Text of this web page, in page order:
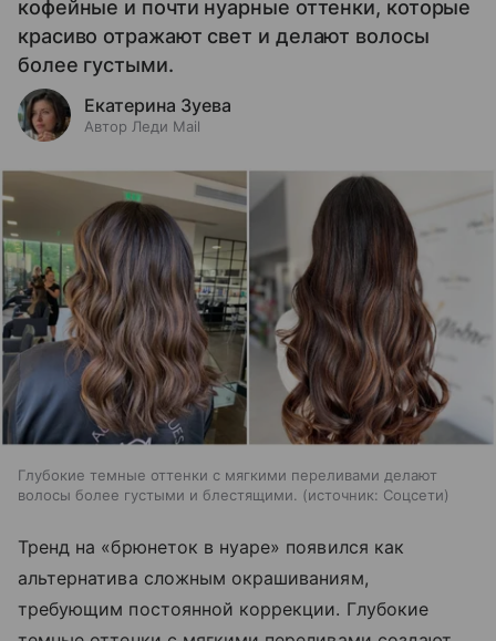
кофейные и почти нуарные оттенки, которые
красиво отражают свет и делают волосы
более густыми.
Екатерина Зуева
Автор Леди Mail
Глубокие темные оттенки с мягкими переливами делают
волосы более густыми и блестящими.
источник: Соцсети
Тренд на «брюнеток в нуаре» появился как
альтернатива сложным окрашиваниям,
требующим постоянной коррекции. Глубокие